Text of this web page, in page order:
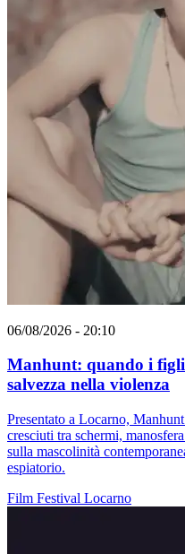
06/08/2026 - 20:10
Manhunt: quando i
salvezza nella violenza
Presentato a Locarno,
cresciuti tra schermi,
sulla mascolinità
espiatorio.
Film Festival Locarno